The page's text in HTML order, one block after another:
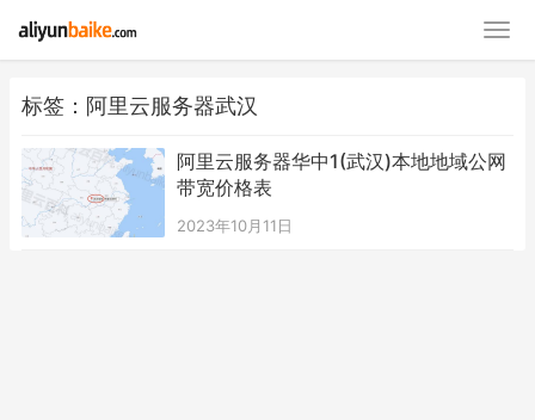
标签：阿里云服务器武汉
阿里云服务器华中1(武汉)本地地域公网
带宽价格表
2023年10月11日